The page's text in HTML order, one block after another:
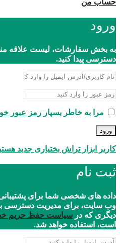
حساب من
ورود
به بخش سفارشات، لیست علاقه
دسترسی پیدا کنید.
مرا به خاطر بسپار رمز عبور
ورود
کاربر ابزار تراش بختیاری جدید
ثبت نام
داده های شخصی شما برای
وب سایت، برای مدیریت دسترسی
دیگری که در سیاست حفظ حریم
است، استفاده خواهد شد.